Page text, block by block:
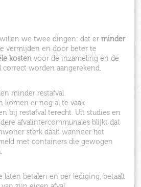
we twee dingen: dat erminder
vermijden en door beter te
kosten voor de inzameling en de
correct worden aangerekend.
minder restafval
komen er nog al te vaak
bij restafval terecht. Uit studies en
afvalintercommunales blijkt dat
sterk daalt wanneer het
met containers die gewogen
laten betalen en per lediging, betaalt